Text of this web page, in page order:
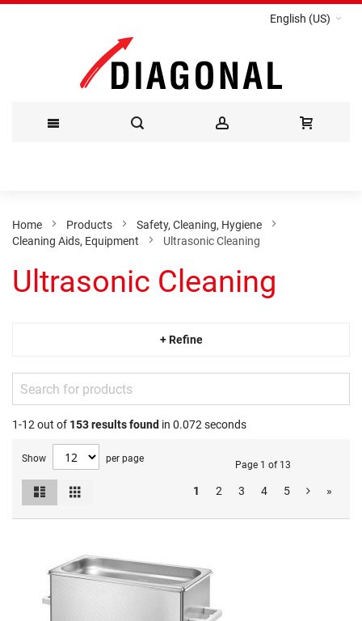
English (US)
Content
Home Products
Safety, Cleaning, Hygiene
Cleaning Aids, Equipment
Ultrasonic Cleaning
Ultrasonic Cleaning
+ Refine
1-12 out of 153results found in 0.072 seconds
Show per page
Page 1 of 13
1 2 3 4 5 »
View
as